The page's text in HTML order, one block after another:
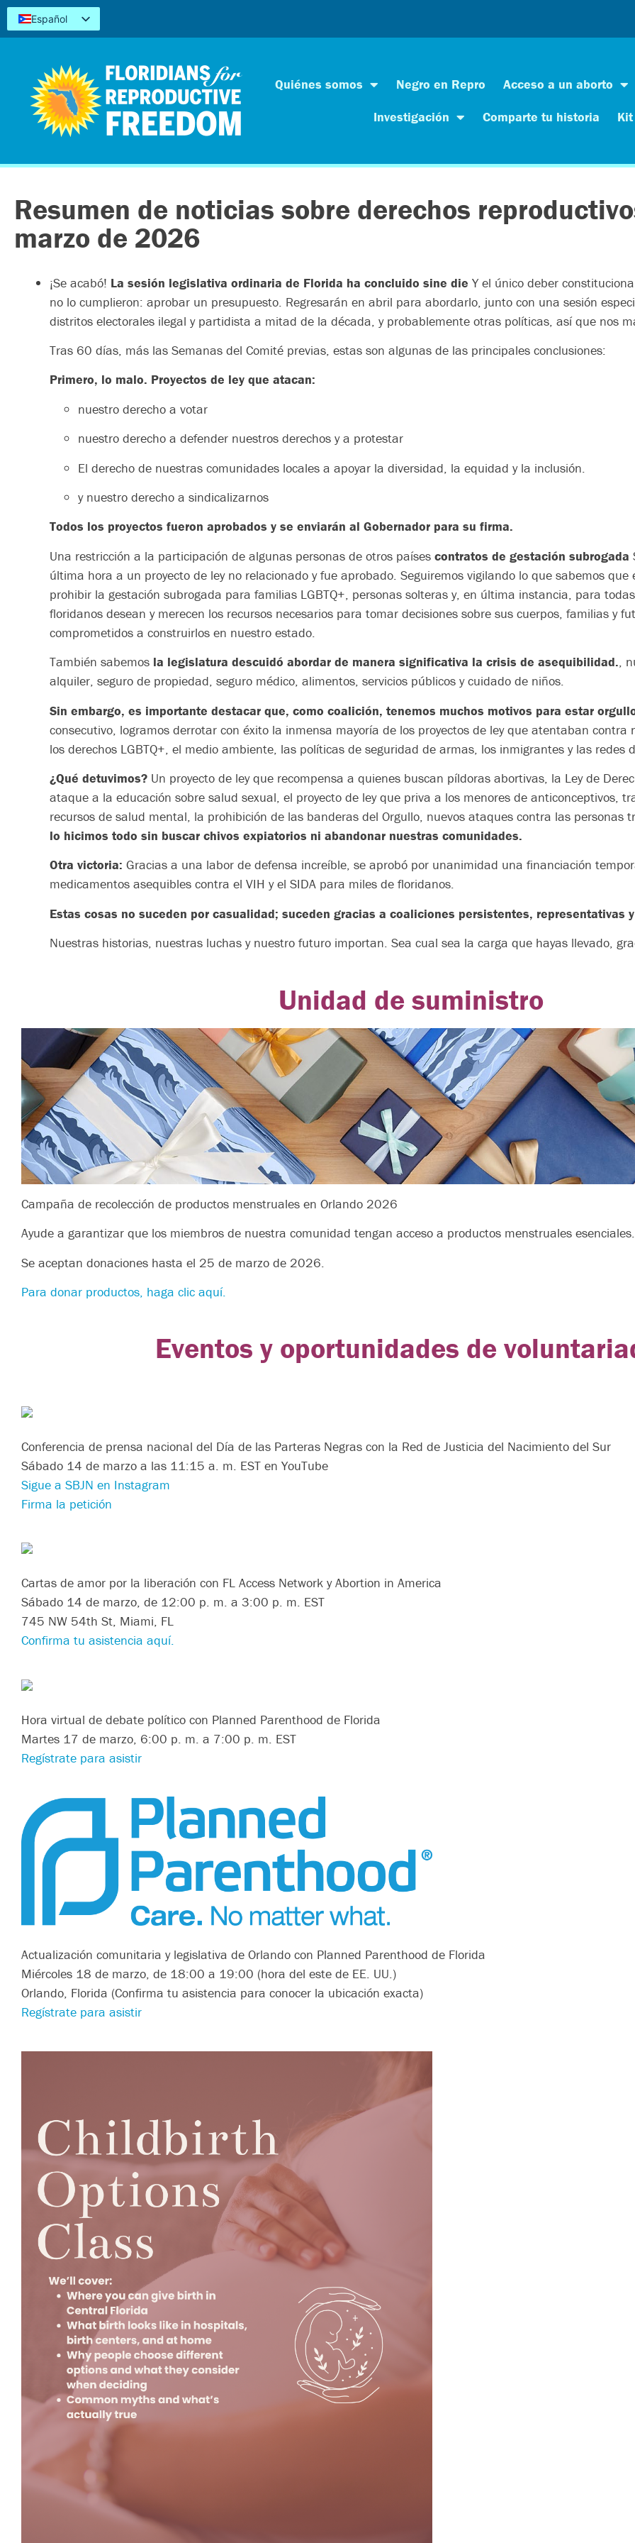
Español
English
简体中文
Tiếng Việt
العربية
Quiénes somos Negro en Repro
Acceso a un aborto
Investigación
Comparte tu historia
Resumen de noticias sobre derechos
marzo de 2026
¡Se acabó! La sesión legislativa ordinaria de Florida ha concluido sine die Y el único deber
no lo cumplieron: aprobar un presupuesto. Regresarán en abril para abordarlo, junto con una sesión
distritos electorales ilegal y partidista a mitad de la década, y probablemente otras políticas, así que nos
Tras 60 días, más las Semanas del Comité previas, estas son algunas de las principales conclusiones:
Primero, lo malo. Proyectos de ley que atacan:
nuestro derecho a votar
nuestro derecho a defender nuestros derechos y a protestar
El derecho de nuestras comunidades locales a apoyar la diversidad, la equidad y la inclusión.
y nuestro derecho a sindicalizarnos
Todos los proyectos fueron aprobados y se enviarán al Gobernador para su firma.
Una restricción a la participación de algunas personas de otros países contratos de gestación subrogada
última hora a un proyecto de ley no relacionado y fue aprobado. Seguiremos vigilando lo que sabemos
prohibir la gestación subrogada para familias LGBTQ+, personas solteras y, en última instancia, para
floridanos desean y merecen los recursos necesarios para tomar decisiones sobre sus cuerpos, familias y
comprometidos a construirlos en nuestro estado.
También sabemos la legislatura descuidó abordar de manera significativa la crisis de asequibilidad.,
alquiler, seguro de propiedad, seguro médico, alimentos, servicios públicos y cuidado de niños.
Sin embargo, es importante destacar que, como coalición, tenemos muchos motivos para estar
consecutivo, logramos derrotar con éxito la inmensa mayoría de los proyectos de ley que atentaban
los derechos LGBTQ+, el medio ambiente, las políticas de seguridad de armas, los inmigrantes y las redes
¿Qué detuvimos? Un proyecto de ley que recompensa a quienes buscan píldoras abortivas, la Ley de
ataque a la educación sobre salud sexual, el proyecto de ley que priva a los menores de anticonceptivos,
recursos de salud mental, la prohibición de las banderas del Orgullo, nuevos ataques contra las personas
lo hicimos todo sin buscar chivos expiatorios ni abandonar nuestras comunidades.
Otra victoria: Gracias a una labor de defensa increíble, se aprobó por unanimidad una financiación
medicamentos asequibles contra el VIH y el SIDA para miles de floridanos.
Estas cosas no suceden por casualidad; suceden gracias a coaliciones persistentes, representativas
Nuestras historias, nuestras luchas y nuestro futuro importan. Sea cual sea la carga que hayas llevado,
Unidad de suministro
Campaña de recolección de productos menstruales en Orlando 2026
Ayude a garantizar que los miembros de nuestra comunidad tengan acceso a productos menstruales esenciales.
Se aceptan donaciones hasta el 25 de marzo de 2026.
Para donar productos, haga clic aquí.
Eventos y oportunidades de
Conferencia de prensa nacional del Día de las Parteras Negras con la Red de Justicia del Nacimiento del Sur
Sábado 14 de marzo a las 11:15 a. m. EST en YouTube
Sigue a SBJN en Instagram
Firma la petición
Cartas de amor por la liberación con FL Access Network y Abortion in America
Sábado 14 de marzo, de 12:00 p. m. a 3:00 p. m. EST
745 NW 54th St, Miami, FL
Confirma tu asistencia aquí.
Hora virtual de debate político con Planned Parenthood de Florida
Martes 17 de marzo, 6:00 p. m. a 7:00 p. m. EST
Regístrate para asistir
Actualización comunitaria y legislativa de Orlando con Planned Parenthood de Florida
Miércoles 18 de marzo, de 18:00 a 19:00 (hora del este de EE. UU.)
Orlando, Florida (Confirma tu asistencia para conocer la ubicación exacta)
Regístrate para asistir